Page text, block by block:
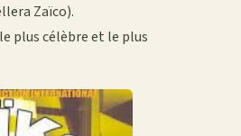
Zaïco).
plus célèbre et le plus